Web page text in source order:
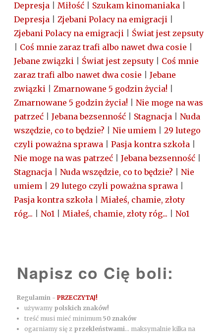
Depresja
Miłość Szukam kinomaniaka
Depresja
Zjebani Polacy na emigracji
Zjebani Polacy na emigracji
Świat jest zepsuty
Coś mnie zaraz trafi albo nawet dwa cosie
Jebane związki
Świat jest zepsuty
Coś mnie
zaraz trafi albo nawet dwa cosie
Jebane
związki
Zmarnowane 5 godzin życia!
Zmarnowane 5 godzin życia!
Nie moge na was
patrzeć
Jebana bezsenność Stagnacja
Nuda
wszędzie, co to będzie?
Nie umiem
29 lutego
czyli poważna sprawa
Pasja kontra szkoła
Nie moge na was patrzeć
Jebana bezsenność
Stagnacja
Nuda wszędzie, co to będzie?
Nie
umiem
29 lutego czyli poważna sprawa
Pasja kontra szkoła
Miałeś, chamie, złoty
róg...
No1 Miałeś, chamie, złoty róg... No1
Napisz co Cię boli:
Regulamin -PRZECZYTAJ!
używamy polskich znaków!
treść musi mieć minimum50 znaków
ogarniamy się z przekleństwami... maksymalnie kilka na